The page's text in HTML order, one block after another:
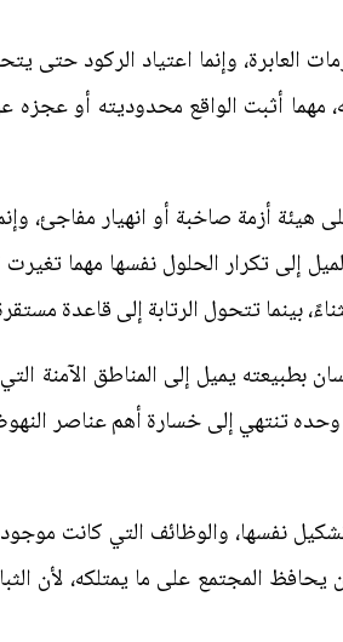
العابرة، وإنما اعتياد الركود حتى
مهما أثبت الواقع محدوديته أو عجزه
أزمة صاخبة أو انهيار مفاجئ،
إلى تكرار الحلول نفسها مهما
بينما تتحول الرتابة إلى قاعدة
بطبيعته يميل إلى المناطق الآمنة
وحده تنتهي إلى خسارة أهم عناصر
نفسها، والوظائف التي كانت
المجتمع على ما يمتلكه، لأن